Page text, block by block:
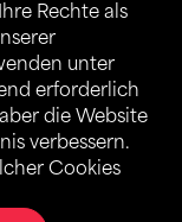
Rechte als
unter
erforderlich
die Website
verbessern.
Cookies